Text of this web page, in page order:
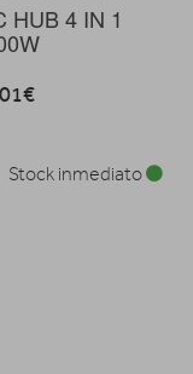
HUB 4 IN 1
Stock inmediato